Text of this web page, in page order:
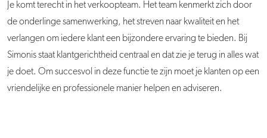
Je komt terecht in het verkoopteam. Het team kenmerkt zich door
de onderlinge samenwerking, het streven naar kwaliteit en het
verlangen om iedere klant een bijzondere ervaring te bieden. Bij
Simonis staat klantgerichtheid centraal en dat zie je terug in alles wat
je doet. Om succesvol in deze functie te zijn moet je klanten op een
vriendelijke en professionele manier helpen en adviseren.